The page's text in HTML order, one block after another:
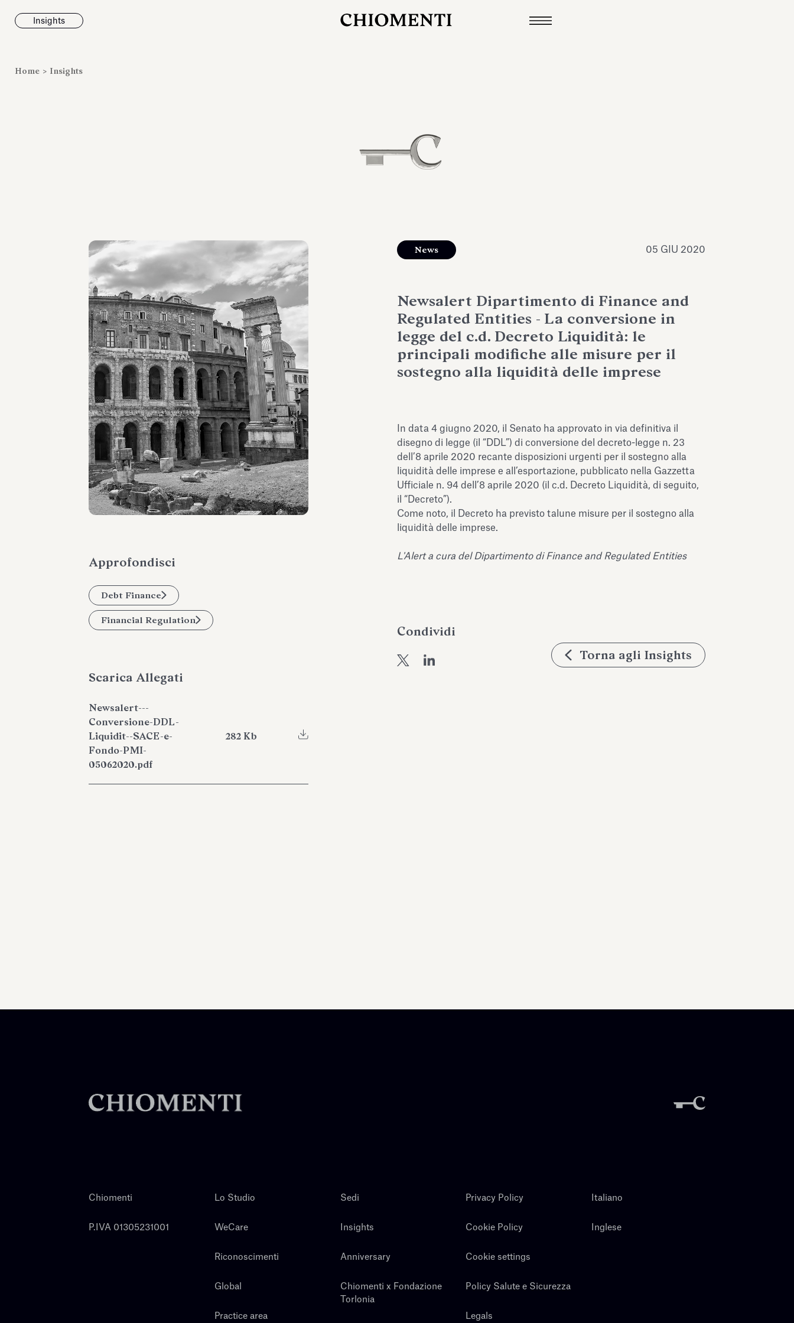
Insights
Leggi tutto
Home > Insights
Approfondisci
Debt Finance
Financial Regulation
Scarica Allegati
Newsalert---
Conversione-DDL-
Liquidit--SACE-e-
Fondo-PMI-
05062020.pdf
282 Kb
News 05 GIU 2020
Newsalert Dipartimento di Finance and
Regulated Entities - La conversione in
legge del c.d. Decreto Liquidità: le
principali modifiche alle misure per il
sostegno alla liquidità delle imprese
In data 4 giugno 2020, il Senato ha approvato in via definitiva il
disegno di legge (il “DDL”) di conversione del decreto-legge n. 23
dell’8 aprile 2020 recante disposizioni urgenti per il sostegno alla
liquidità delle imprese e all’esportazione, pubblicato nella Gazzetta
Ufficiale n. 94 dell’8 aprile 2020 (il c.d. Decreto Liquidità, di seguito,
il “Decreto”).
Come noto, il Decreto ha previsto talune misure per il sostegno alla
liquidità delle imprese.
L'Alert a cura del Dipartimento di Finance and Regulated Entities
Condividi
Torna agli Insights
Chiomenti
P.IVA 01305231001
Lo Studio
WeCare
Riconoscimenti
Global
Practice area
Sedi
Insights
Anniversary
Chiomenti x Fondazione
Torlonia
Privacy Policy
Cookie Policy
Cookie settings
Policy Salute e Sicurezza
Legals
Italiano
Inglese